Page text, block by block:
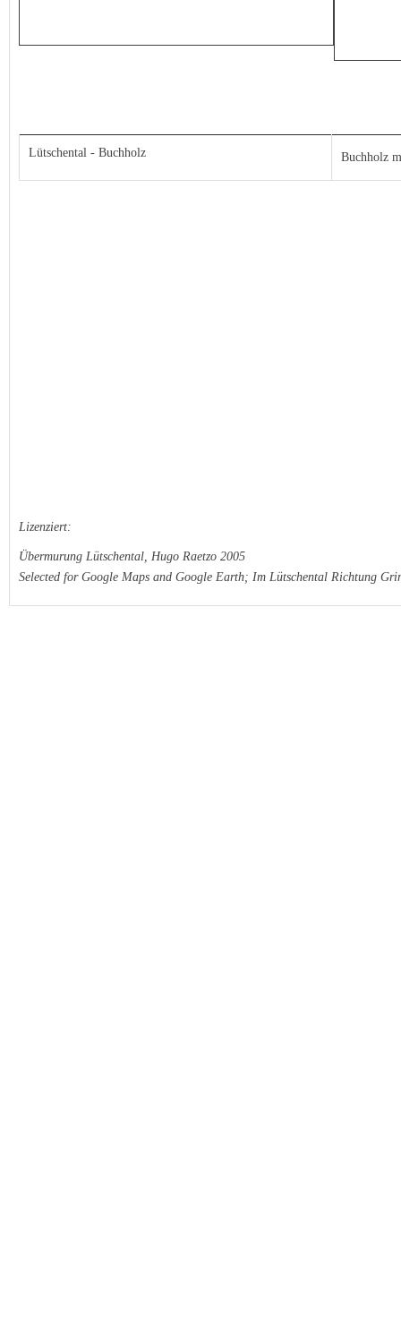
Lütschental - Buchholz Buchholz
Lizenziert:
Übermurung Lütschental, Hugo Raetzo 2005
Selected for Google Maps and Google Earth; Im Lütschental Richtung